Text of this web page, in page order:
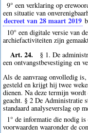
9° een verklaring op
een situatie van
decreet van 28 maart 2019
10° een digitale versie van
archiefactiviteiten zijn
Art. 24.
§ 1. De
een ontvangstbevestiging en
Als de aanvraag onvolledig
gesteld en krijgt hij twee
dienen. Na deze termijn
geacht. § 2 De Administratie
standaard analyseverslag op
1° de informatie die nodig
voorwaarden waaronder de